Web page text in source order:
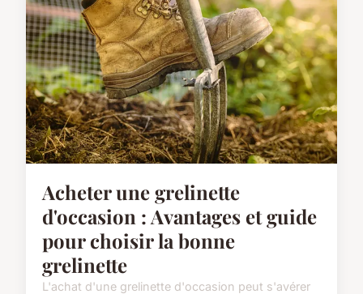
Acheter une grelinette
d'occasion : Avantages et guide
pour choisir la bonne
grelinette
L'achat d'une grelinette d'occasion peut s'avérer